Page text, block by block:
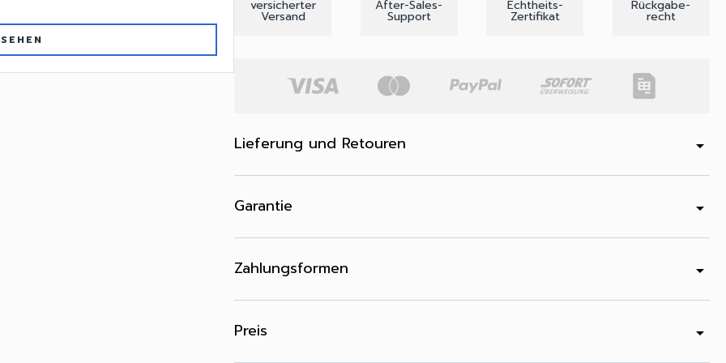
versicherter
Versand
After-Sales-
Support
Echtheits-
Zertifikat
Rückgabe-
recht
Lieferung und Retouren arrow_drop_down
Garantie arrow_drop_down
Zahlungsformen arrow_drop_down
Preis arrow_drop_down